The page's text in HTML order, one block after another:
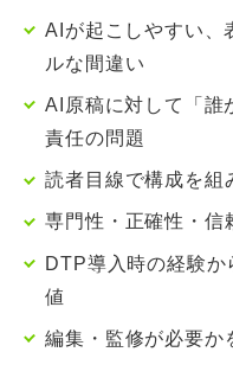
AIが起こしやすい、
ルな間違い
AI原稿に対して「誰
責任の問題
読者目線で構成を組
専門性・正確性・信
DTP導入時の経験
値
編集・監修が必要か